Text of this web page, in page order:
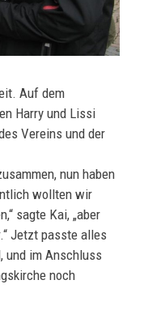
Auf dem
Harry und Lissi
Vereins und der
nun haben
wollten wir
sagte Kai, „aber
Jetzt passte alles
und im Anschluss
noch